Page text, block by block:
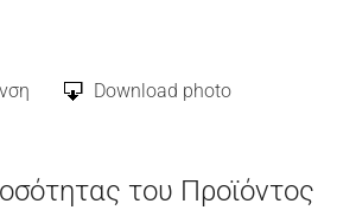
Download photo
του Προϊόντος